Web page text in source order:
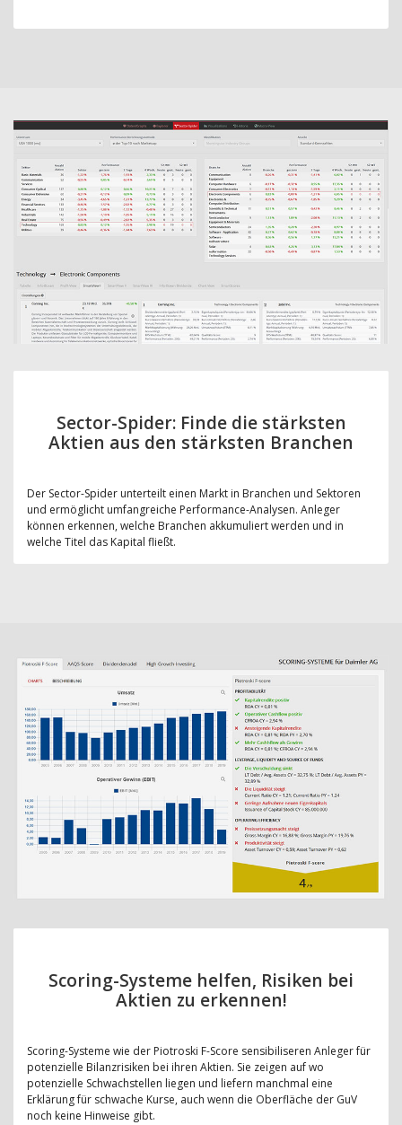
Sector-Spider: Finde die stärksten
Aktien aus den stärksten Branchen
Der Sector-Spider unterteilt einen Markt in Branchen und Sektoren
und ermöglicht umfangreiche Performance-Analysen. Anleger
können erkennen, welche Branchen akkumuliert werden und in
welche Titel das Kapital fließt.
Scoring-Systeme helfen, Risiken bei
Aktien zu erkennen!
Scoring-Systeme wie der Piotroski F-Score sensibiliseren Anleger für
potenzielle Bilanzrisiken bei ihren Aktien. Sie zeigen auf wo
potenzielle Schwachstellen liegen und liefern manchmal eine
Erklärung für schwache Kurse, auch wenn die Oberfläche der GuV
noch keine Hinweise gibt.